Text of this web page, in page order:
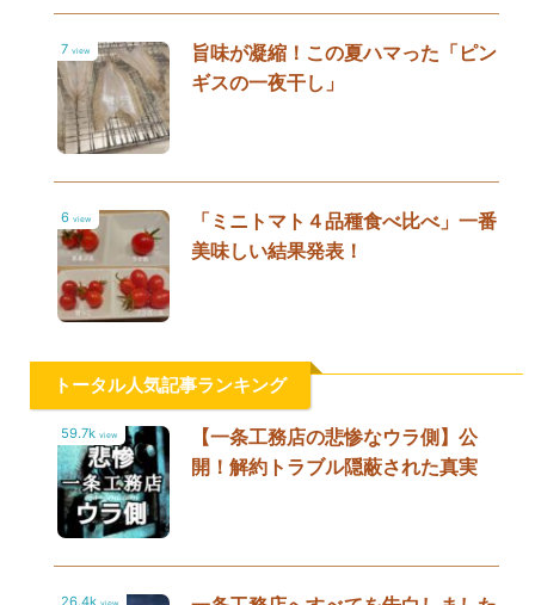
7 view
旨味が凝縮！この夏ハマった「ピン
ギスの一夜干し」
6 view
「ミニトマト４品種食べ比べ」一番
美味しい結果発表！
トータル人気記事ランキング
59.7k view
【一条工務店の悲惨なウラ側】公
開！解約トラブル隠蔽された真実